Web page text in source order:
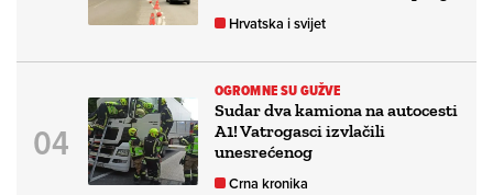
Hrvatska i svijet
OGROMNE SU GUŽVE
Sudar dva kamiona na autocesti
A1! Vatrogasci izvlačili
unesrećenog
Crna kronika